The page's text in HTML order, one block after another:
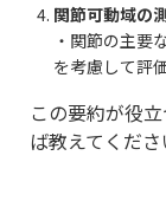
関節可動域の
・関節の主要
を考慮して評価
この要約が役
ば教えてくださ